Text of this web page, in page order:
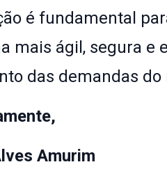
é fundamental
mais ágil, segura e
das demandas
Amurim